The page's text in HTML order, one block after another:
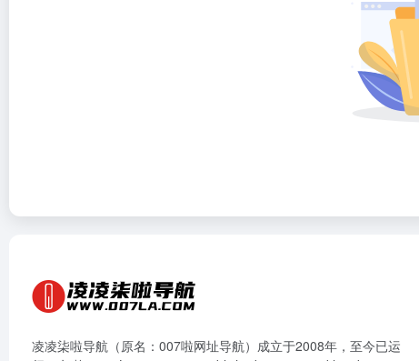
凌凌柒啦导航（原名：007啦网址导航）成立于2008年，至今已运